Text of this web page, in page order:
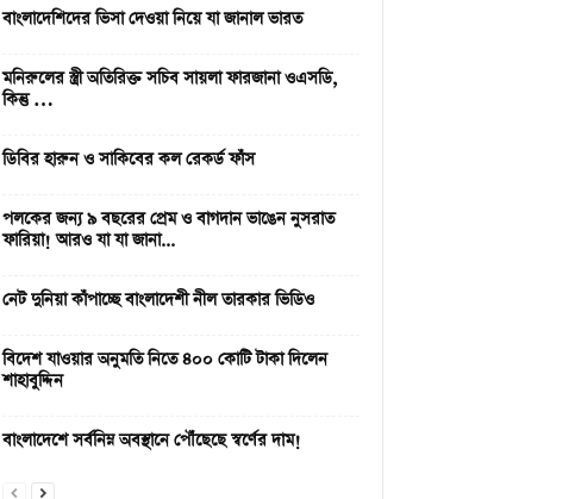
বাংলাদেশিদের ভিসা দেওয়া নিয়ে যা জানাল ভারত
মনিরুলের স্ত্রী অতিরিক্ত সচিব সায়লা ফারজানা ওএসডি,
কিন্তু …
ডিবির হারুন ও সাকিবের কল রেকর্ড ফাঁস
পলকের জন্য ৯ বছরের প্রেম ও বাগদান ভাঙেন নুসরাত
ফারিয়া! আরও যা যা জানা...
নেট দুনিয়া কাঁপাচ্ছে বাংলাদেশী নীল তারকার ভিডিও
বিদেশ যাওয়ার অনুমতি নিতে ৪০০ কোটি টাকা দিলেন
শাহাবুদ্দিন
বাংলাদেশে সর্বনিম্ন অবস্থানে পৌঁছেছে স্বর্ণের দাম!